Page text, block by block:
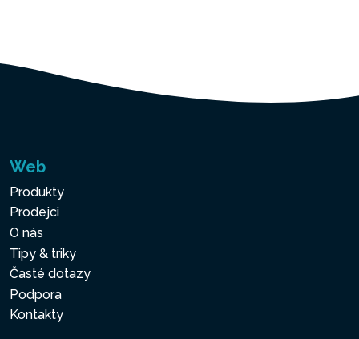
Web
Produkty
Prodejci
O nás
Tipy & triky
Časté dotazy
Podpora
Kontakty